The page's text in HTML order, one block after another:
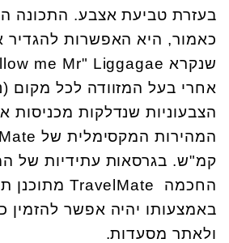
בעזרת טביעת אצבע. התכונה
כאמור, היא האפשרות להגדיר
שנקרא me Mr" Liggagae
אחרי בעל המזוודה לכל מקום
הצבעוניות שנדלקות מכניסות
המהירות המקסימלית של
קמ"ש. בגרסאות עתידיות של
החכמה TravelMate מתוכנן
באמצעותו יהיה אפשר להזמין
ולאתר מסעדות.